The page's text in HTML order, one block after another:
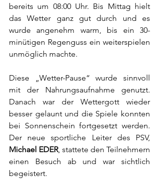
bereits um 08:00 Uhr. Bis Mittag hielt
das Wetter ganz gut durch und es
wurde angenehm warm, bis ein 30-
minütigen Regenguss ein weiterspielen
unmöglich machte.
Diese „Wetter-Pause“ wurde sinnvoll
mit der Nahrungsaufnahme genutzt.
Danach war der Wettergott wieder
besser gelaunt und die Spiele konnten
bei Sonnenschein fortgesetzt werden.
Michael EDER, stattete den Teilnehmern
einen Besuch ab und war sichtlich
begeistert.